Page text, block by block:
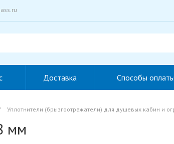
Доставка Способы оплаты
Уплотнители (брызгоотражатели) для душевых кабин и
мм